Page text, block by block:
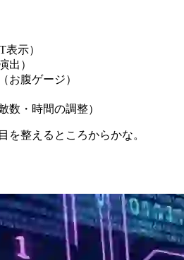
示）
出）
お腹ゲージ）
数・時間の調整）
を整えるところからかな。